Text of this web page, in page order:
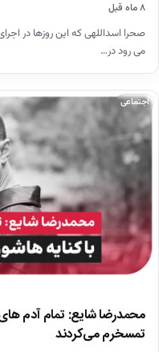
۸ ماه قبل
صحرا اسداللهی که این روزها در
می رود در…
اجتماعی
محمدرضا شایع: تمام آدم
تمسخرم می‌کردند